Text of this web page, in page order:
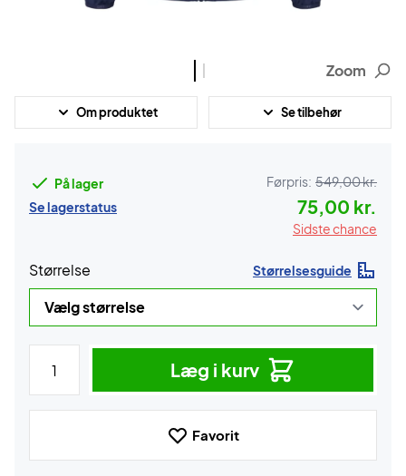
Zoom
Om produktet Se tilbehør
På lager
Se lagerstatus
Førpris: 549,00 kr.
75,00 kr.
Sidste chance
Størrelse Størrelsesguide
Læg i kurv
Favorit